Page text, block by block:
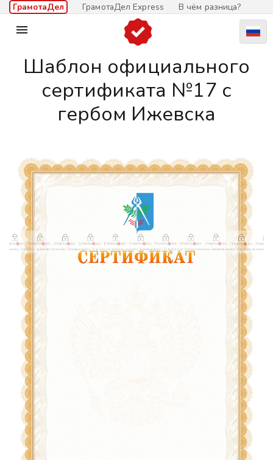
ГрамотаДел ГрамотаДел Express В чём разница?

Шаблон официального
сертификата №17 c
гербом Ижевска